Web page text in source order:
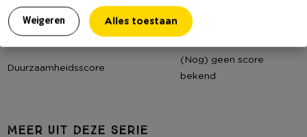
Weigeren Alles toestaan
De Japandi kasten zijn gemaakt van MDF.
Deze kast heeft een hoogte van 50 cm, een breedte van 98.5
cm en een diepte van 33 cm.
De bovenkant van het dressoir heeft een maximaal
Productdiepte (cm)
33
Binnen of buitengebruik
Binnen
Duurzaamheidsscore
(Nog) geen score
bekend
MEER UIT DEZE SERIE